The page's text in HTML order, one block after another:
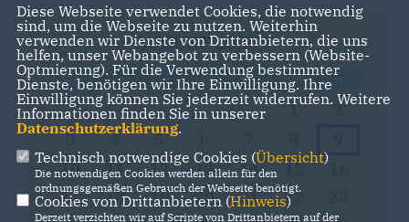
AUGUST 2026
Mo Di Mi Do Fr Sa
So
1
2
3
4 5
10
11 12 13 14 15
17
18 19 20 21 22
Diese Webseite verwendet Cookies, die notwendig
sind, um die Webseite zu nutzen. Weiterhin
verwenden wir Dienste von Drittanbietern, die uns
helfen, unser Webangebot zu verbessern (Website-
Optmierung). Für die Verwendung bestimmter
Dienste, benötigen wir Ihre Einwilligung. Ihre
Einwilligung können Sie jederzeit widerrufen. Weitere
Informationen finden Sie in unserer
Datenschutzerklärung.
Technisch notwendige Cookies (Übersicht)
Die notwendigen Cookies werden allein für den
ordnungsgemäßen Gebrauch der Webseite benötigt.
Cookies von Drittanbietern (Hinweis)
Derzeit verzichten wir auf Scripte von Drittanbietern auf der